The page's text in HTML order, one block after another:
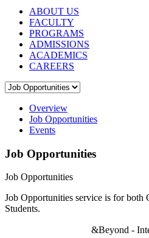
ABOUT US
FACULTY
PROGRAMS
ADMISSIONS
ACADEMICS
CAREERS
Overview
Job Opportunities
Events
Job Opportunities
Job Opportunities
Job Opportunities service is for both
Students.
&Beyond -